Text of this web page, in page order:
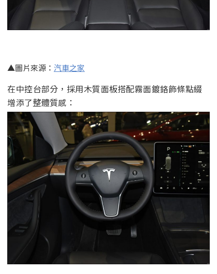
▲圖片來源： 汽車之家
在中控台部分，採用木質面板搭配霧面鍍鉻飾條點綴
增添了整體質感：